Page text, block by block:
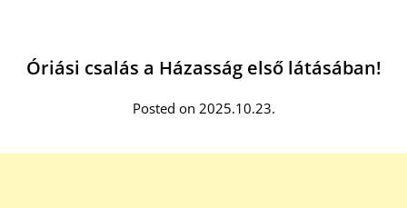
Óriási csalás a Házasság első látásában!
Posted on 2025.10.23.